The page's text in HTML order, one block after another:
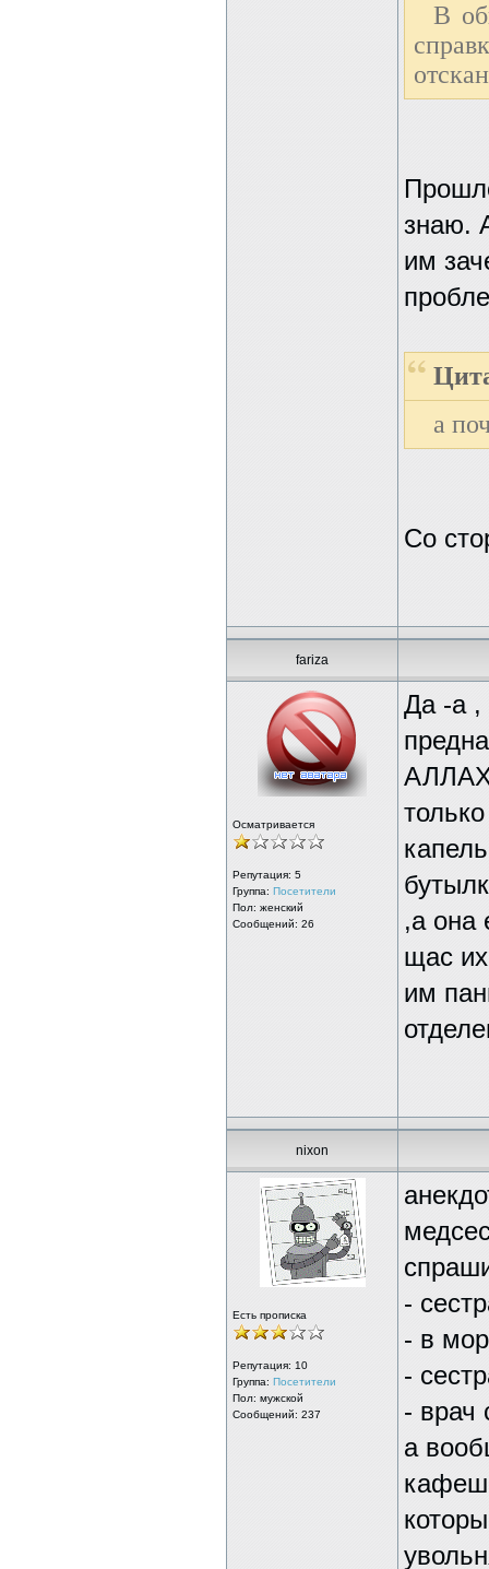
В
знаю.
им
а
Со
fariza
Осматривается
Репутация: 5
Группа: Посетители
Пол: женский
Сообщений: 26
Да -а ,
,а она
щас
им
nixon
Есть прописка
Репутация: 10
Группа: Посетители
Пол: мужской
Сообщений: 237
-
- в
-
- врач
а